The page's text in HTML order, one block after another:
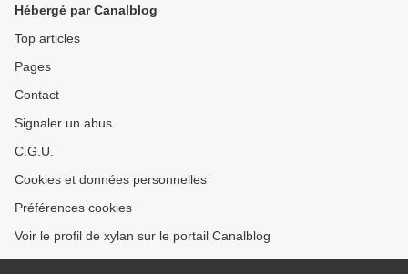
Hébergé par Canalblog
Top articles
Pages
Contact
Signaler un abus
C.G.U.
Cookies et données personnelles
Préférences cookies
Voir le profil de xylan sur le portail Canalblog